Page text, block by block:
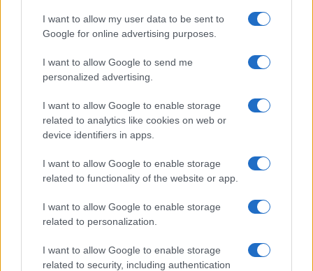
I want to allow my user data to be sent to
Google for online advertising purposes.
I want to allow Google to send me
personalized advertising.
I want to allow Google to enable storage
related to analytics like cookies on web or
device identifiers in apps.
I want to allow Google to enable storage
related to functionality of the website or app.
I want to allow Google to enable storage
related to personalization.
I want to allow Google to enable storage
related to security, including authentication
Rispondi
Carica altri commenti